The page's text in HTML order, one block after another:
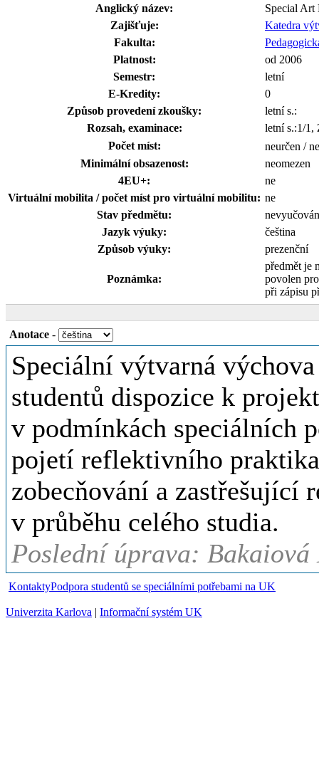
Anglický název:
Special
Zajišťuje:
Katedra
Fakulta:
Platnost:
od 2006
Semestr:
letní
E-Kredity:
0
Způsob provedení zkoušky:
letní s.:
Rozsah, examinace:
letní s.:1/
Počet míst:
neurčen /
Minimální obsazenost:
neomezen
4EU+:
ne
Virtuální mobilita / počet míst pro virtuální mobilitu: ne
Stav předmětu:
nevyučován
Jazyk výuky:
čeština
Způsob výuky:
prezenční
Poznámka:
předmět je
povolen
při zápisu
Anotace -
Speciální výtvarná
studentů dispozice k
v podmínkách speciálních
pojetí reflektivního
zobecňování a zastřešující
v průběhu celého studia.
Poslední úprava:
KontaktyPodpora studentů se speciálními potřebami na UK
Univerzita Karlova | Informační systém UK